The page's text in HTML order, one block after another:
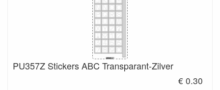
PU357Z Stickers ABC Transparant-Zilver
€ 0.30